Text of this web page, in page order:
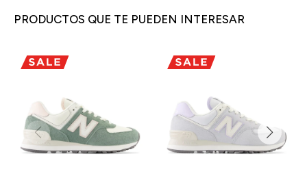
PRODUCTOS QUE TE PUEDEN INTERESAR